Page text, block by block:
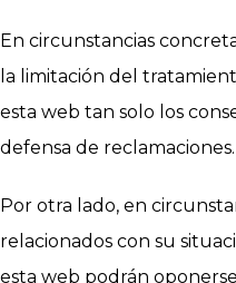
En circunstancias
la limitación del
esta web tan solo los
defensa de reclamaciones.
Por otra lado, en
relacionados con su
esta web podrán